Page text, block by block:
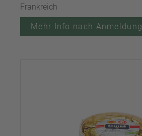
Frankreich
Mehr Info nach Anmeldung